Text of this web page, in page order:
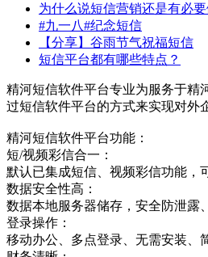
为什么说短信营销还是有必要
#九一八#纪念短信
【分享】谷雨节气祝福短信
短信平台都有哪些特点？
精河短信软件平台专业为服务于精
过短信软件平台的方式来实现对外
精河短信软件平台功能：
短/视频彩信合一：
默认已集成短信、视频彩信功能，
数据安全性高：
数据本地服务器储存，安全防泄露
登录操作：
移动办公、多点登录、无需安装、